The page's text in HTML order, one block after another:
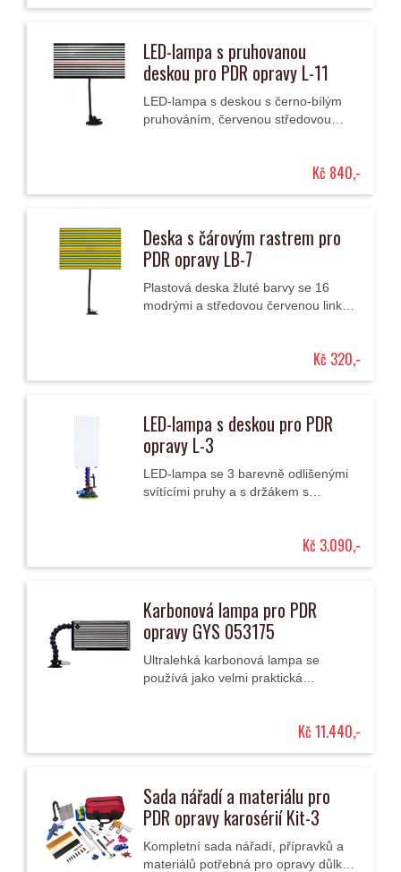
LED-lampa s pruhovanou
deskou pro PDR opravy L-11
LED-lampa s deskou s černo-bílým
pruhováním, červenou středovou
Kč 840,-
Deska s čárovým rastrem pro
PDR opravy LB-7
Plastová deska žluté barvy se 16
modrými a středovou červenou linkou
Kč 320,-
LED-lampa s deskou pro PDR
opravy L-3
LED-lampa se 3 barevně odlišenými
svítícími pruhy a s držákem s
Kč 3.090,-
Karbonová lampa pro PDR
opravy GYS 053175
Ultralehká karbonová lampa se
používá jako velmi praktická
Kč 11.440,-
Sada nářadí a materiálu pro
PDR opravy karosérií Kit-3
Kompletní sada nářadí, přípravků a
materiálů potřebná pro opravy důlků